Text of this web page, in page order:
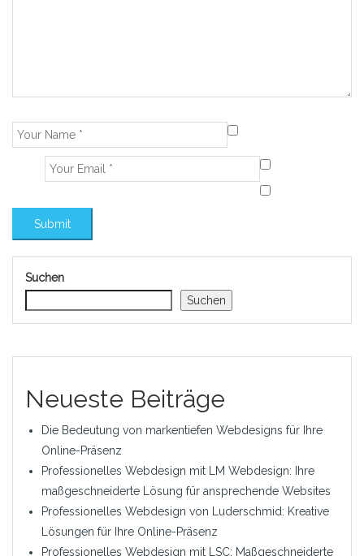
Suchen
Suchen
Neueste Beiträge
Die Bedeutung von markentiefen Webdesigns für Ihre
Online-Präsenz
Professionelles Webdesign mit LM Webdesign: Ihre
maßgeschneiderte Lösung für ansprechende Websites
Professionelles Webdesign von Luderschmid: Kreative
Lösungen für Ihre Online-Präsenz
Professionelles Webdesign mit LSC: Maßgeschneiderte